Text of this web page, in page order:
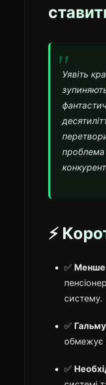
Уявіть
проблема
⚡
✅ Менше
систему.
✅
обмежує
✅